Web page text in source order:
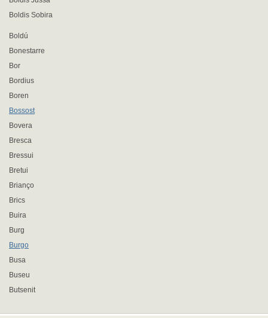
Boldis Sobira
Boldú
Bonestarre
Bor
Bordius
Boren
Bossost
Bovera
Bresca
Bressui
Bretui
Brianço
Brics
Buira
Burg
Burgo
Busa
Buseu
Butsenit